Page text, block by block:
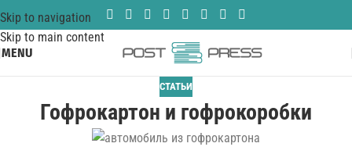
Skip to navigation
Skip to main content
MENU
СТАТЬИ
Гофрокартон и гофрокоробки